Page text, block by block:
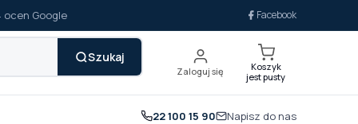
ocen Google Facebook
Szukaj
Zaloguj się
Koszyk
jest pusty
22 100 15 90 Napisz do nas